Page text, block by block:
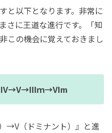
と以下となります。非常に
さに王道な進行です。「知
この機会に覚えておきまし
IV→V→IIIｍ→VIm
→V（ドミナント）』と進